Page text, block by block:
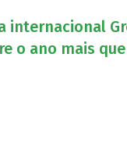
internacional
o ano mais